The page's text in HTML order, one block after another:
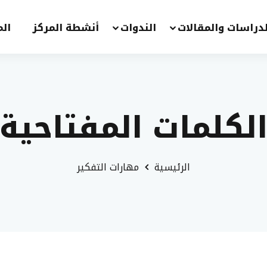
والمقالات الندوات أنشطة المركز
الكلمات المفتاحية
الرئيسية مهارات التفكير